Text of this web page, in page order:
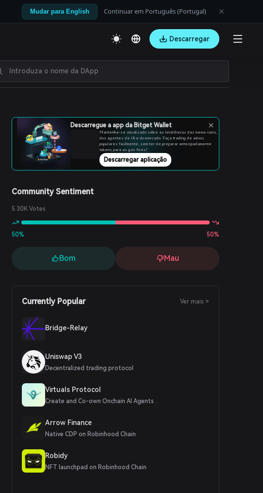
Mudar para English Continuar em Português (Portugal)
Descarregar
Descarregue a app da Bitget Wallet
Mantenha-se atualizado sobre as tendências das meme coins,
dos agentes de IA e do mercado. Faça trading de ativos
populares facilmente, sem ter de preparar antecipadamente
tokens para as gas fees!
Descarregar aplicação
Community Sentiment
5.30K Votes
50% 50%
Bom Mau
Currently Popular Ver mais >
Bridge-Relay
Uniswap V3
Decentralized trading protocol
Virtuals Protocol
Create and Co-own Onchain AI Agents .
Arrow Finance
Native CDP on Robinhood Chain
Robidy
NFT launchpad on Robinhood Chain